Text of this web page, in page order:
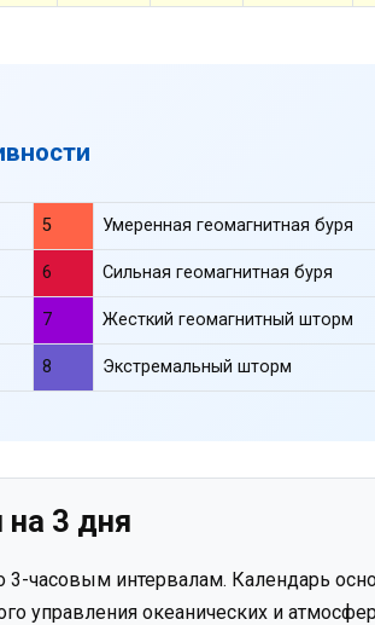
5 Умеренная геомагнитная буря
6 Сильная геомагнитная буря
7 Жесткий геомагнитный шторм
8 Экстремальный шторм
на 3 дня
часовым интервалам. Календарь
управления океанических и